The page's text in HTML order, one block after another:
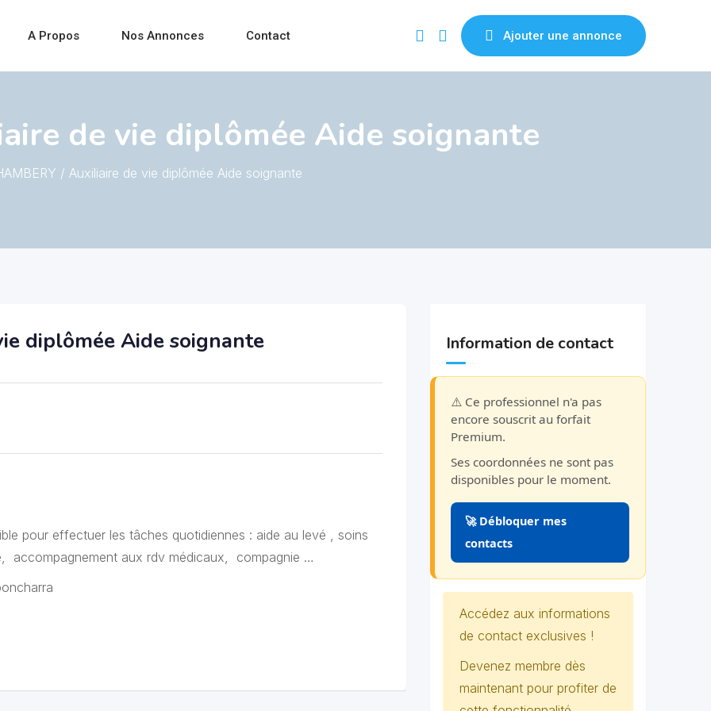
A Propos Nos Annonces Contact Ajouter une annonce
de vie diplômée Aide soignante
/ Auxiliaire de vie diplômée Aide soignante
diplômée Aide soignante
pour effectuer les tâches quotidiennes : aide au levé , soins
accompagnement aux rdv médicaux, compagnie …
Information de contact
⚠️ Ce professionnel n'a pas
encore souscrit au forfait
Premium.
Ses coordonnées ne sont pas
disponibles pour le moment.
🚀 Débloquer mes
contacts
Accédez aux informations
de contact exclusives !
Devenez membre dès
maintenant pour profiter de